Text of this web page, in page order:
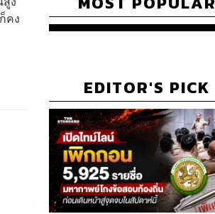
คง
EDITOR'S PICK